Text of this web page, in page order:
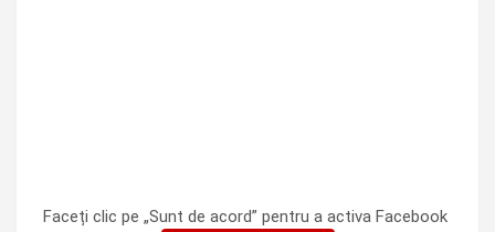
Faceți clic pe „Sunt de acord” pentru a activa Facebook